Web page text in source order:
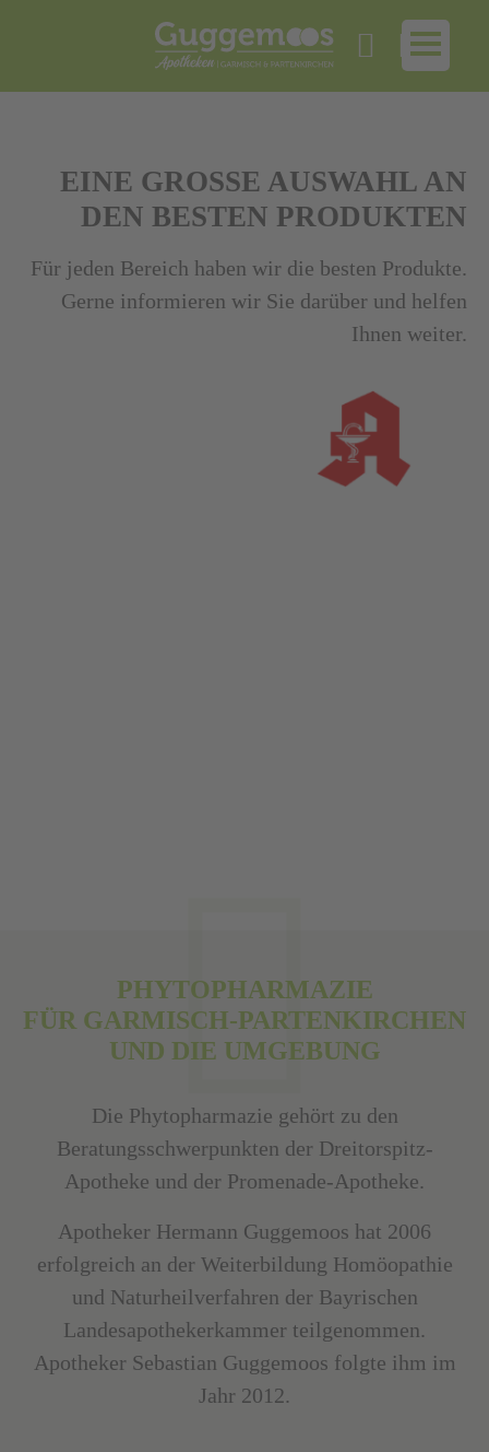
EINE GROSSE AUSWAHL
AN
DEN BESTEN PRODUKTEN
Für jeden Bereich haben wir die besten Produkte.
Gerne informieren wir Sie darüber und helfen
Ihnen weiter.
PHYTOPHARMAZIE
FÜR GARMISCH-PARTENKIRCHEN
UND DIE UMGEBUNG
Die Phytopharmazie gehört zu den
Beratungsschwerpunkten der Dreitorspitz-
Apotheke und der Promenade-Apotheke.
Apotheker Hermann Guggemoos hat 2006
erfolgreich an der Weiterbildung Homöopathie
und Naturheilverfahren der Bayrischen
Landesapothekerkammer teilgenommen.
Apotheker Sebastian Guggemoos folgte ihm im
Jahr 2012.